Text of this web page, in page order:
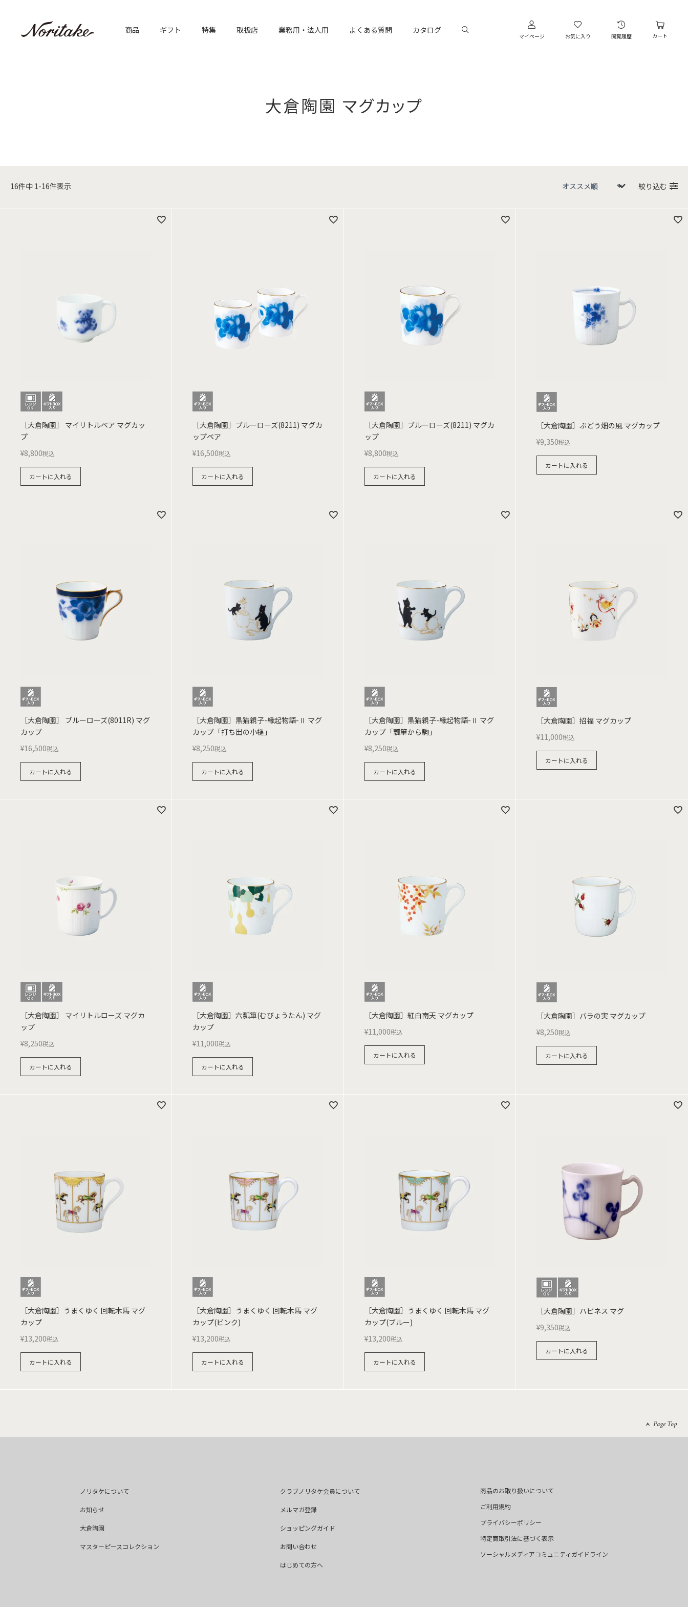
商品 ギフト 特集 取扱店 業務用・法人用 よくある質問 カタログ
マイページ お気に入り 閲覧履歴 カート
大倉陶園 マグカップ
16件中 1-16件表示 絞り込む
［大倉陶園］ マイリトルベア マグカッ
プ
¥8,800税込
カートに入れる
［大倉陶園］ブルーローズ(8211) マグカ
ップペア
¥16,500税込
カートに入れる
［大倉陶園］ブルーローズ(8211) マグカ
ップ
¥8,800税込
カートに入れる
［大倉陶園］ぶどう畑の風 マグカップ
¥9,350税込
カートに入れる
［大倉陶園］ ブルーローズ(8011R) マグ
カップ
¥16,500税込
カートに入れる
［大倉陶園］黒猫親子-縁起物語-Ⅱ マグ
カップ「打ち出の小槌」
¥8,250税込
カートに入れる
［大倉陶園］黒猫親子-縁起物語-Ⅱ マグ
カップ「瓢箪から駒」
¥8,250税込
カートに入れる
［大倉陶園］招福 マグカップ
¥11,000税込
カートに入れる
［大倉陶園］ マイリトルローズ マグカ
ップ
¥8,250税込
カートに入れる
［大倉陶園］六瓢箪(むびょうたん) マグ
カップ
¥11,000税込
カートに入れる
［大倉陶園］紅白南天 マグカップ
¥11,000税込
カートに入れる
［大倉陶園］バラの実 マグカップ
¥8,250税込
カートに入れる
［大倉陶園］うまくゆく 回転木馬 マグ
カップ
¥13,200税込
カートに入れる
［大倉陶園］うまくゆく 回転木馬 マグ
カップ(ピンク)
¥13,200税込
カートに入れる
［大倉陶園］うまくゆく 回転木馬 マグ
カップ(ブルー)
¥13,200税込
カートに入れる
［大倉陶園］ハピネス マグ
¥9,350税込
カートに入れる
Page Top
ノリタケについて
お知らせ
大倉陶園
マスターピースコレクション
クラブノリタケ会員について
メルマガ登録
ショッピングガイド
お問い合わせ
はじめての方へ
商品のお取り扱いについて
ご利用規約
プライバシーポリシー
特定商取引法に基づく表示
ソーシャルメディアコミュニティガイドライン